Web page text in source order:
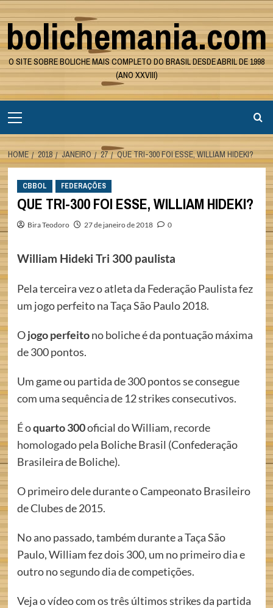
Skip
to
content
bolichemania.com
O SITE SOBRE BOLICHE MAIS COMPLETO DO BRASIL DESDE ABRIL DE 1998
(ANO XXVIII)
Menu
HOME 2018 JANEIRO 27 QUE TRI-300 FOI ESSE, WILLIAM HIDEKI?
CBBOL FEDERAÇÕES
QUE TRI-300 FOI ESSE, WILLIAM HIDEKI?
Bira Teodoro 27 de janeiro de 2018 0
William Hideki Tri 300 paulista
Pela terceira vez o atleta da Federação Paulista fez
um jogo perfeito na Taça São Paulo 2018.
Ojogo perfeitono boliche é da pontuação máxima
de 300 pontos.
Um game ou partida de 300 pontos se consegue
com uma sequência de 12 strikes consecutivos.
É oquarto 300oficial do William, recorde
homologadopela Boliche Brasil (Confederação
Brasileira de Boliche).
O primeiro dele durante o Campeonato Brasileiro
de Clubes de 2015.
No ano passado, também durante a Taça São
Paulo, William fez dois 300, um noprimeiro diae
outro nosegundo diade competições.
Veja o vídeo com os três últimos strikes da partida